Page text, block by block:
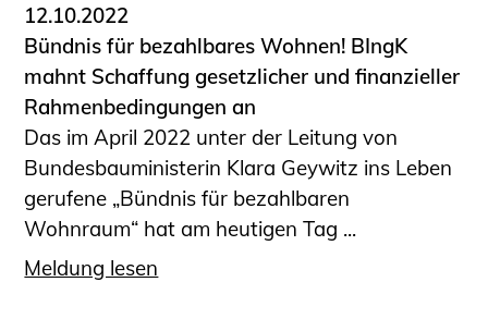
12.10.2022
Bündnis für bezahlbares Wohnen! BIngK
mahnt Schaffung gesetzlicher und finanzieller
Rahmenbedingungen an
Das im April 2022 unter der Leitung von
Bundesbauministerin Klara Geywitz ins Leben
gerufene „Bündnis für bezahlbaren
Wohnraum“ hat am heutigen Tag ...
Meldung lesen